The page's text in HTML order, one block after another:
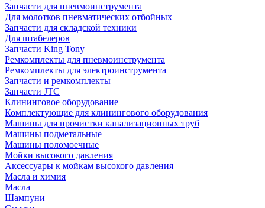
Запчасти для пневмоинструмента
Для молотков пневматических отбойных
Запчасти для складской техники
Для штабелеров
Запчасти King Tony
Ремкомплекты для пневмоинструмента
Ремкомплекты для электроинструмента
Запчасти и ремкомплекты
Запчасти JTC
Клининговое оборудование
Комплектующие для клинингового оборудования
Машины для прочистки канализационных труб
Машины подметальные
Машины поломоечные
Мойки высокого давления
Аксессуары к мойкам высокого давления
Масла и химия
Масла
Шампуни